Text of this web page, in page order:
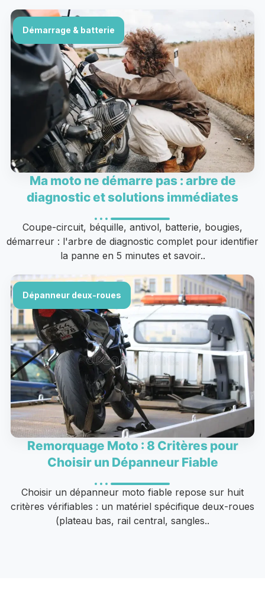
Démarrage & batterie
Ma moto ne démarre pas : arbre de
diagnostic et solutions immédiates
Coupe-circuit, béquille, antivol, batterie, bougies,
démarreur : l'arbre de diagnostic complet pour identifier
la panne en 5 minutes et savoir..
Dépanneur deux-roues
Remorquage Moto : 8 Critères pour
Choisir un Dépanneur Fiable
Choisir un dépanneur moto fiable repose sur huit
critères vérifiables : un matériel spécifique deux-roues
(plateau bas, rail central, sangles..